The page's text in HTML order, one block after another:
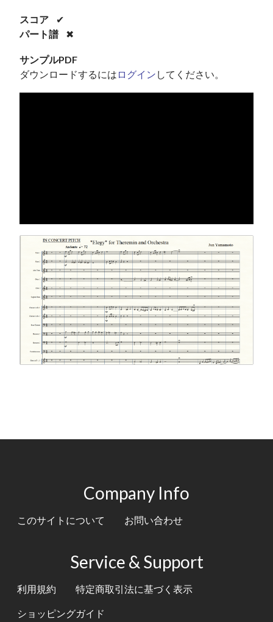
スコア
✔
パート譜
✖
サンプルPDF
ダウンロードするには ログイン してください。
Company Info
このサイトについて お問い合わせ
Service & Support
利用規約 特定商取引法に基づく表示
ショッピングガイド